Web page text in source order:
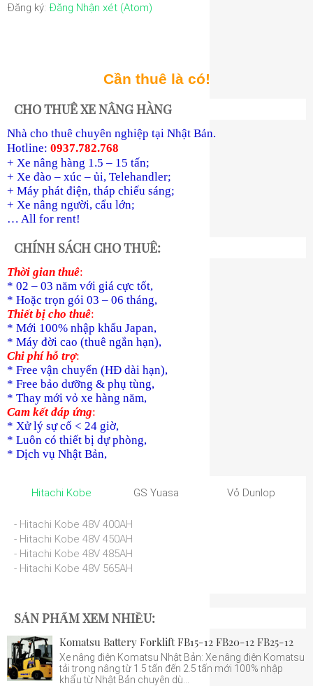
Đăng ký: Đăng Nhận xét (Atom)
Cần thuê là có!
CHO THUÊ XE NÂNG HÀNG
Nhà cho thuê chuyên nghiệp tại Nhật Bản.
Hotline: 0937.782.768
+ Xe nâng hàng 1.5 – 15 tấn;
+ Xe đào – xúc – ủi, Telehandler;
+ Máy phát điện, tháp chiếu sáng;
+ Xe nâng người, cẩu lớn;
… All for rent!
CHÍNH SÁCH CHO THUÊ:
Thời gian thuê:
* 02 – 03 năm với giá cực tốt,
* Hoặc trọn gói 03 – 06 tháng,
Thiết bị cho thuê:
* Mới 100% nhập khẩu Japan,
* Máy đời cao (thuê ngắn hạn),
Chi phí hỗ trợ:
* Free vận chuyển (HĐ dài hạn),
* Free bảo dưỡng & phụ tùng,
* Thay mới vỏ xe hàng năm,
Cam kết đáp ứng:
* Xử lý sự cố < 24 giờ,
* Luôn có thiết bị dự phòng,
* Dịch vụ Nhật Bản,
Hitachi Kobe GS Yuasa Vỏ Dunlop
- Hitachi Kobe 48V 400AH
- Hitachi Kobe 48V 450AH
- Hitachi Kobe 48V 485AH
- Hitachi Kobe 48V 565AH
SẢN PHẨM XEM NHIỀU:
Komatsu Battery Forklift FB15-12 FB20-12 FB25-12
Xe nâng điện Komatsu Nhật Bản: Xe nâng điện Komatsu
tải trọng nâng từ 1.5 tấn đến 2.5 tấn mới 100% nhập
khẩu từ Nhật Bản chuyên dù...